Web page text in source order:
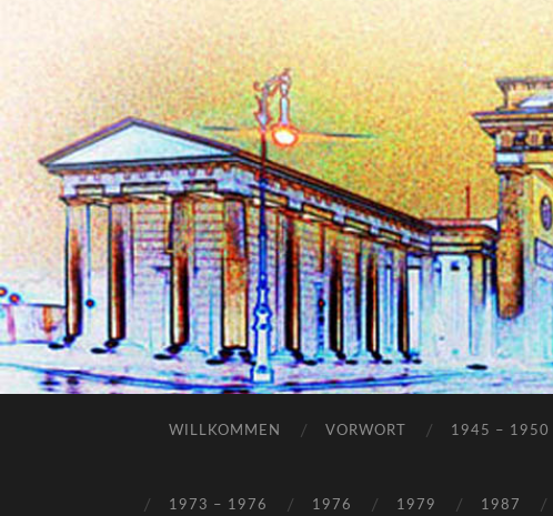
WILLKOMMEN VORWORT 1945 – 1950
1973 – 1976 1976 1979 1987